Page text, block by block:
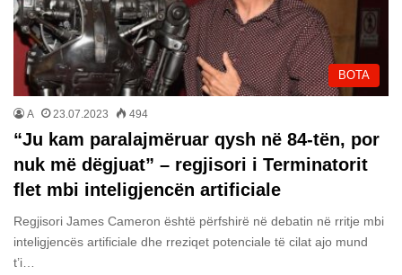
BOTA
A 23.07.2023 494
“Ju kam paralajmëruar qysh në 84-tën, por
nuk më dëgjuat” – regjisori i Terminatorit
flet mbi inteligjencën artificiale
Regjisori James Cameron është përfshirë në debatin në rritje mbi
inteligjencës artificiale dhe rreziqet potenciale të cilat ajo mund
t’i…